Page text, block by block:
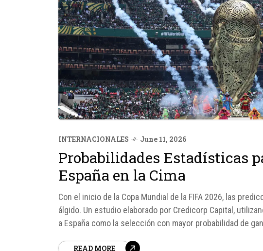
INTERNACIONALES June 11, 2026
Probabilidades Estadísticas
España en la Cima
Con el inicio de la Copa Mundial de la FIFA 2026, las
álgido. Un estudio elaborado por Credicorp Capital,
a España como la selección con mayor probabilidad de
READ MORE